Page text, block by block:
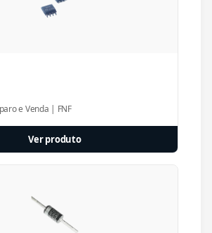
e Venda | FNF
Ver produto